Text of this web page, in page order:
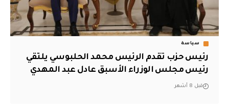
سياسة
رئيس حزب تقدم الرئيس محمد الحلبوسي يلتقي
رئيس مجلس الوزراء الأسبق عادل عبد المهدي
قبل 8 أشهر